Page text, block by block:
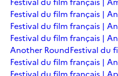
Festival du film français |
Festival du film français |
Festival du film français |
Another RoundFestival du
Festival du film français |